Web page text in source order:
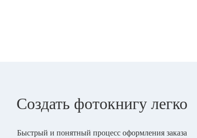
Создать фотокнигу легко
Быстрый и понятный процесс оформления заказа